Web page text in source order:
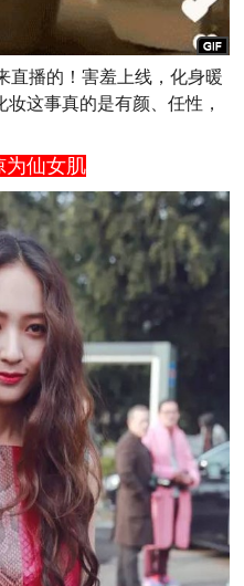
直播的！害羞上线，化身暖
这事真的是有颜、任性，
为仙女肌